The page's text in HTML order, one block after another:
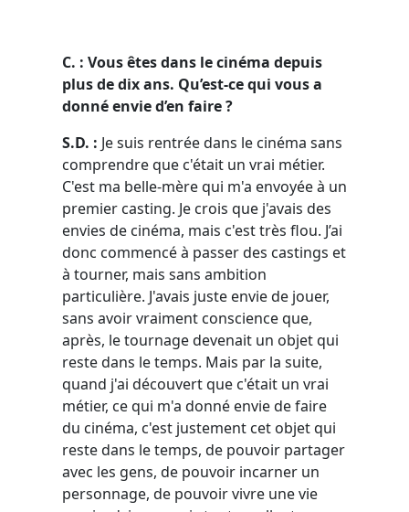
C. : Vous êtes dans le cinéma depuis
plus de dix ans. Qu’est-ce qui vous a
donné envie d’en faire ?
S.D. : Je suis rentrée dans le cinéma sans
comprendre que c'était un vrai métier.
C'est ma belle-mère qui m'a envoyée à un
premier casting. Je crois que j'avais des
envies de cinéma, mais c'est très flou. J’ai
donc commencé à passer des castings et
à tourner, mais sans ambition
particulière. J'avais juste envie de jouer,
sans avoir vraiment conscience que,
après, le tournage devenait un objet qui
reste dans le temps. Mais par la suite,
quand j'ai découvert que c'était un vrai
métier, ce qui m'a donné envie de faire
du cinéma, c'est justement cet objet qui
reste dans le temps, de pouvoir partager
avec les gens, de pouvoir incarner un
personnage, de pouvoir vivre une vie